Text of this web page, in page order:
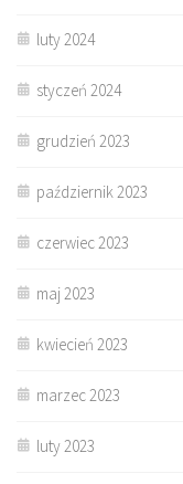
luty 2024
styczeń 2024
grudzień 2023
październik 2023
czerwiec 2023
maj 2023
kwiecień 2023
marzec 2023
luty 2023